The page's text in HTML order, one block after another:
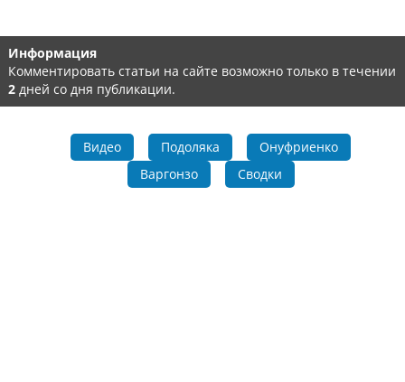
Информация
Комментировать статьи на сайте возможно только в течении
2 дней со дня публикации.
Видео Подоляка
Онуфриенко
Варгонзо
Сводки